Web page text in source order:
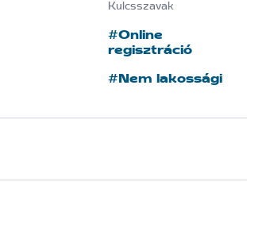
Kulcsszavak
#Online
regisztráció
#Nem lakossági